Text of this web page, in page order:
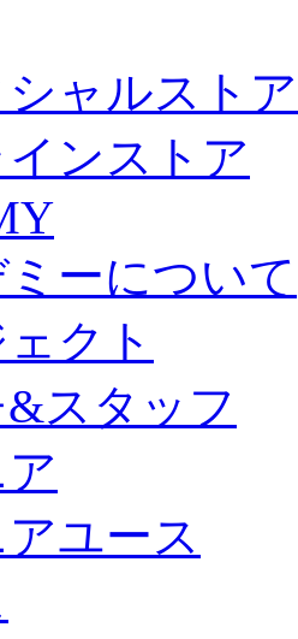
ャルスト
ンストア
ーについて
クト
スタッフ
ユース